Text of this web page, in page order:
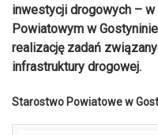
inwestycji drogowych –
Powiatowym w
realizację zadań
infrastruktury drogowej.
Starostwo Powiatowe w